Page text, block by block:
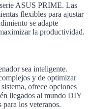
ASUS PRIME. Las
flexibles para ajustar
se adapte
la productividad.
sea inteligente.
y de optimizar
ofrece opciones
llegados al mundo DIY
los veteranos.